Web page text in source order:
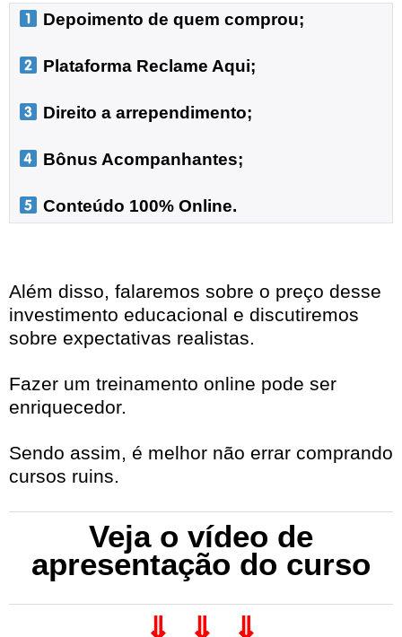
Depoimento de quem comprou;
Plataforma Reclame Aqui;
Direito a arrependimento;
Bônus Acompanhantes;
Conteúdo 100% Online.
Além disso, falaremos sobre o preço desse
investimento educacional e discutiremos
sobre expectativas realistas.
Fazer um treinamento online pode ser
enriquecedor.
Sendo assim, é melhor não errar comprando
cursos ruins.
Veja o vídeo de
apresentação do curso
⇓ ⇓ ⇓